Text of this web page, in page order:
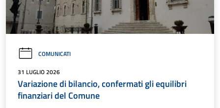
COMUNICATI
31 LUGLIO 2026
Variazione di bilancio, confermati gli equilibri
finanziari del Comune